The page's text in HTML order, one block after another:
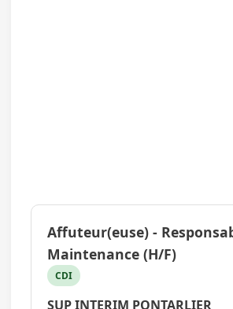
Affuteur(euse) -
Maintenance (H/F)
CDI
SUP INTERIM PONTARLIER